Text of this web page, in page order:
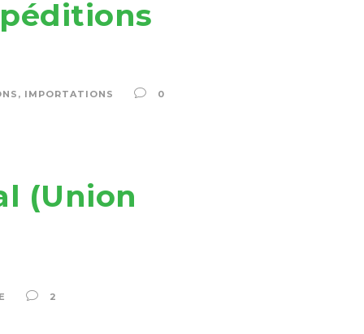
, IMPORTATIONS 0
(Union
2